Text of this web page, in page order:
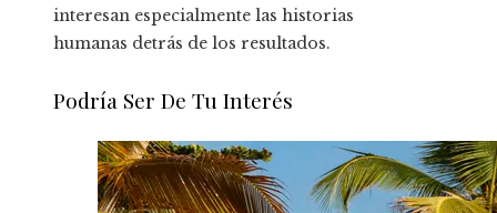
interesan especialmente las historias
humanas detrás de los resultados.
Podría Ser De Tu Interés